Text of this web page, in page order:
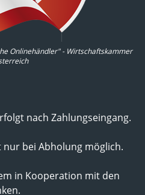
Onlinehändler" - Wirtschaftskammer
nach Zahlungseingang.
nur bei Abholung möglich.
in Kooperation mit den